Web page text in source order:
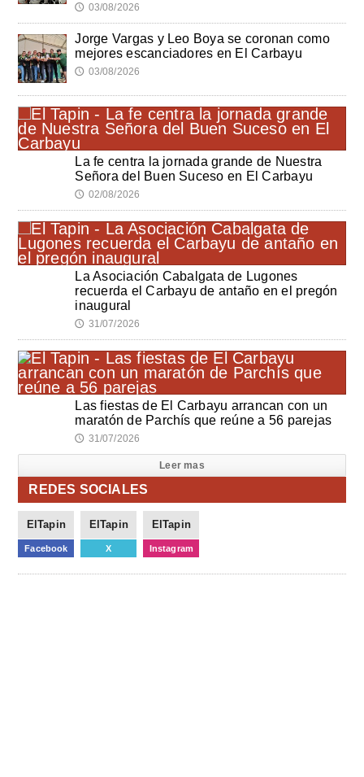
🕔 03/08/2026
Jorge Vargas y Leo Boya se coronan como
mejores escanciadores en El Carbayu
🕔 03/08/2026
La fe centra la jornada grande de Nuestra
Señora del Buen Suceso en El Carbayu
🕔 02/08/2026
La Asociación Cabalgata de Lugones
recuerda el Carbayu de antaño en el pregón
inaugural
🕔 31/07/2026
Las fiestas de El Carbayu arrancan con un
maratón de Parchís que reúne a 56 parejas
🕔 31/07/2026
Leer mas
REDES SOCIALES
ElTapin
Facebook
ElTapin
X
ElTapin
Instagram